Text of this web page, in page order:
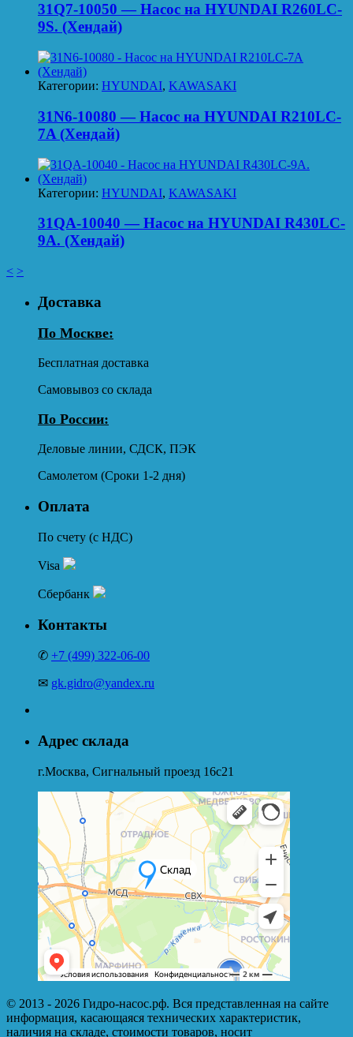
31Q7-10050 — Насос на HYUNDAI R260LC-
9S. (Хендай)
Категории: HYUNDAI, KAWASAKI
31N6-10080 — Насос на HYUNDAI R210LC-
7A (Хендай)
Категории: HYUNDAI, KAWASAKI
31QA-10040 — Насос на HYUNDAI R430LC-
9A. (Хендай)
< >
Доставка
По Москве:
Бесплатная доставка
Самовывоз со склада
По России:
Деловые линии, СДСК, ПЭК
Самолетом (Сроки 1-2 дня)
Оплата
По счету (с НДС)
Visa
Сбербанк
Контакты
✆ +7 (499) 322-06-00
✉ gk.gidro@yandex.ru
Адрес склада
г.Москва, Сигнальный проезд 16с21
© 2013 - 2026 Гидро-насос.рф. Вся представленная на сайте
информация, касающаяся технических характеристик,
наличия на складе, стоимости товаров, носит